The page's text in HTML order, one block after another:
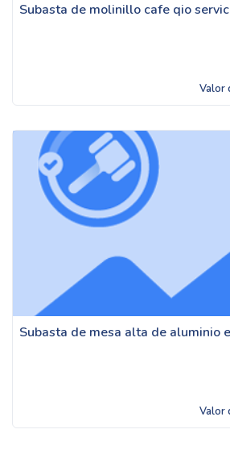
Subasta de molinillo cafe qio
Valor
Subasta de mesa alta de aluminio
Valor